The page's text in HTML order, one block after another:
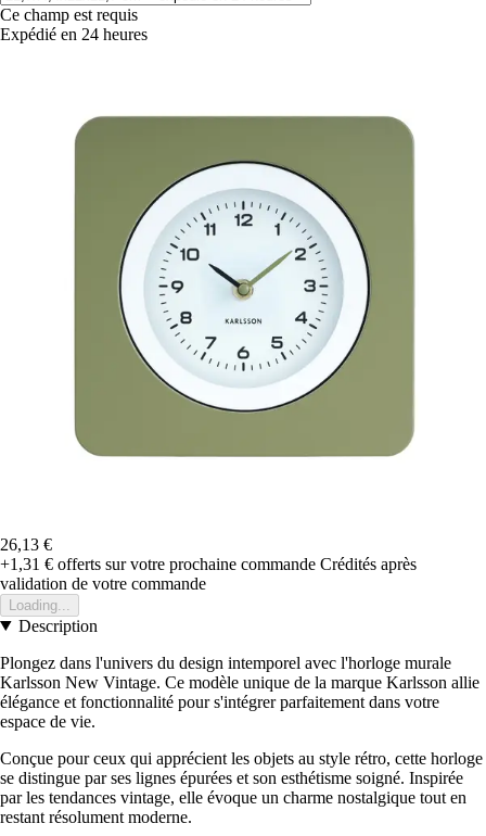
Ce champ est requis
Expédié en 24 heures
26,13 €
+1,31 € offerts sur votre prochaine commande Crédités après
validation de votre commande
Loading...
Description
Plongez dans l'univers du design intemporel avec l'horloge murale
Karlsson New Vintage. Ce modèle unique de la marque Karlsson allie
élégance et fonctionnalité pour s'intégrer parfaitement dans votre
espace de vie.
Conçue pour ceux qui apprécient les objets au style rétro, cette horloge
se distingue par ses lignes épurées et son esthétisme soigné. Inspirée
par les tendances vintage, elle évoque un charme nostalgique tout en
restant résolument moderne.